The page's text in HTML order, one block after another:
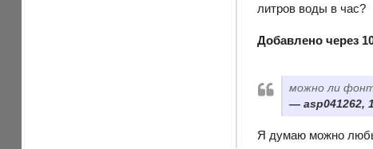
литров воды в час?
Добавлено через
можно ли
asp041262,
Я думаю можно